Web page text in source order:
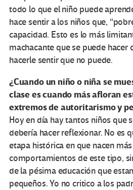
todo lo que el niño puede
hace sentir a los niños que,
capacidad. Esto es lo más
machacante que se puede hacer
hacerle sentir que no puede.
¿Cuando un niño o niña se
clase es cuando más afloran
extremos de autoritarismo y
Hoy en día hay tantos niños que
debería hacer reflexionar. No es
etapa histórica en que nacen
comportamientos de este tipo,
de la pésima educación que
pequeños. Yo no critico a los